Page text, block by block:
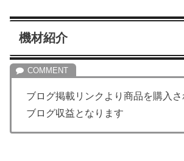
機材紹介
ブログ掲載リンクより商品を購入
ブログ収益となります